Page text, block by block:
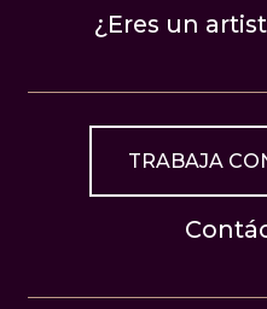
¿Eres un
TRABAJA